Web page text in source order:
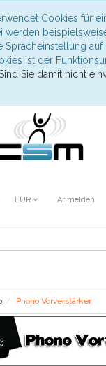
Cookies für
werden
Spracheinstellung auf
ist der
Sie damit nicht
EUR Anmelden
Phono Vorverstärker